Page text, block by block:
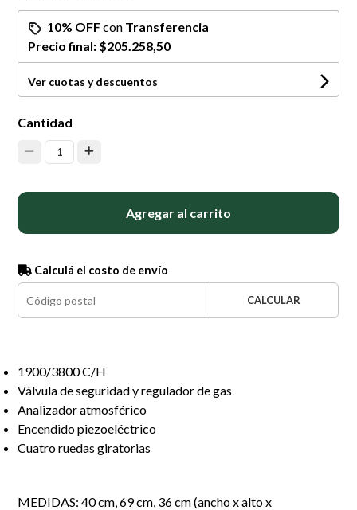
10% OFFcon Transferencia
Precio final: $205.258,50
Ver cuotas y descuentos
Cantidad
1
Agregar al carrito
Calculá el costo de envío
CALCULAR
1900/3800 C/H
Válvula de seguridad y regulador de gas
Analizador atmosférico
Encendido piezoeléctrico
Cuatro ruedas giratorias
MEDIDAS: 40 cm, 69 cm, 36 cm (ancho x alto x